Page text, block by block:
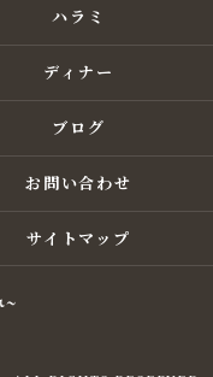
ハラミ
ディナー
ブログ
お問い合わせ
サイトマップ